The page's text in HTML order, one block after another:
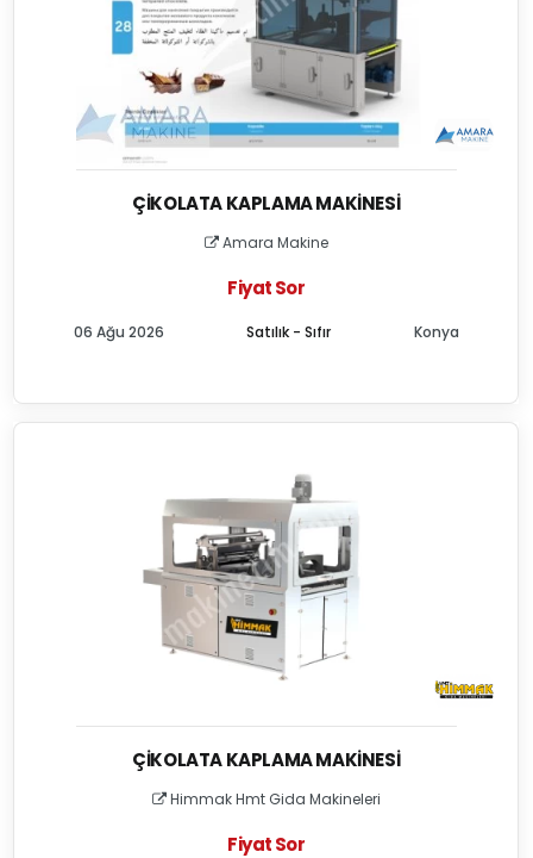
ÇIKOLATA KAPLAMA MAKINESI
Amara Makine
Fiyat Sor
Satılık - Sıfır
06 Ağu 2026 Konya
ÇIKOLATA KAPLAMA MAKINESI
Himmak Hmt Gida Makineleri
Fiyat Sor